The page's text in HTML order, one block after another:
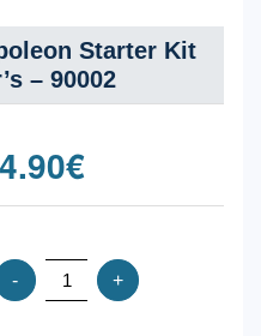
Starter Kit
– 90002
€
- +